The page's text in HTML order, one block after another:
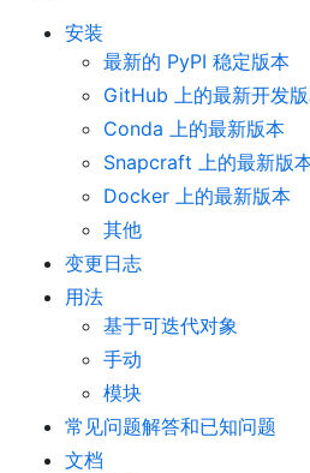
安装
最新的 PyPI 稳定版本
GitHub 上的最新开发
Conda 上的最新版本
Snapcraft 上的最新版
Docker 上的最新版本
其他
变更日志
用法
基于可迭代对象
手动
模块
常见问题解答和已知问题
文档